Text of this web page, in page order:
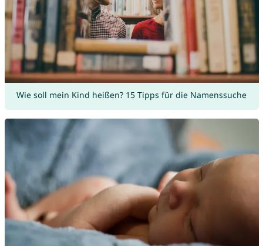
Wie soll mein Kind heißen? 15 Tipps für die Namenssuche